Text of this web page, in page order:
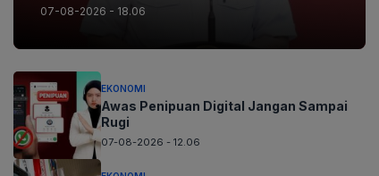
07-08-2026 - 18.06
EKONOMI
Awas Penipuan Digital Jangan Sampai
Rugi
07-08-2026 - 12.06